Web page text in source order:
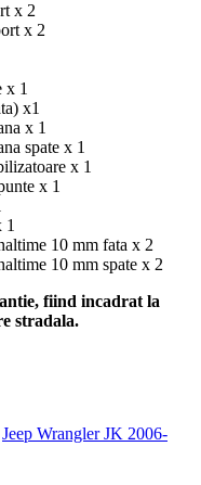
x 2
x 2
x 1
x1
x 1
spate x 1
x 1
x 1
1
10 mm fata x 2
10 mm spate x 2
fiind incadrat la
stradala.
Jeep Wrangler JK 2006-